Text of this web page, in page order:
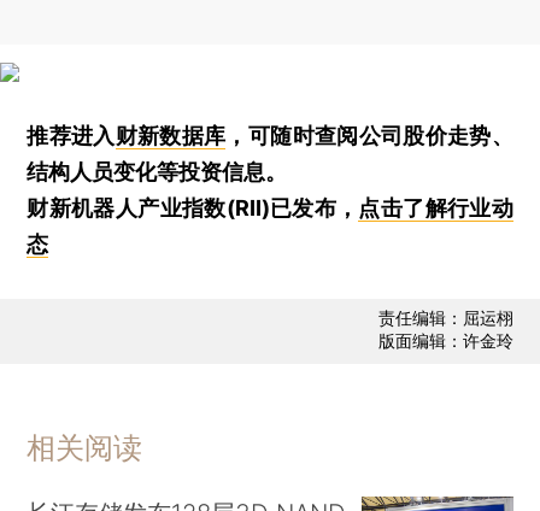
推荐进入财新数据库 ，可随时查阅公司股价走势、
结构人员变化等投资信息。
财新机器人产业指数(RII)已发布， 点击了解行业动
态
责任编辑：屈运栩
版面编辑：许金玲
相关阅读